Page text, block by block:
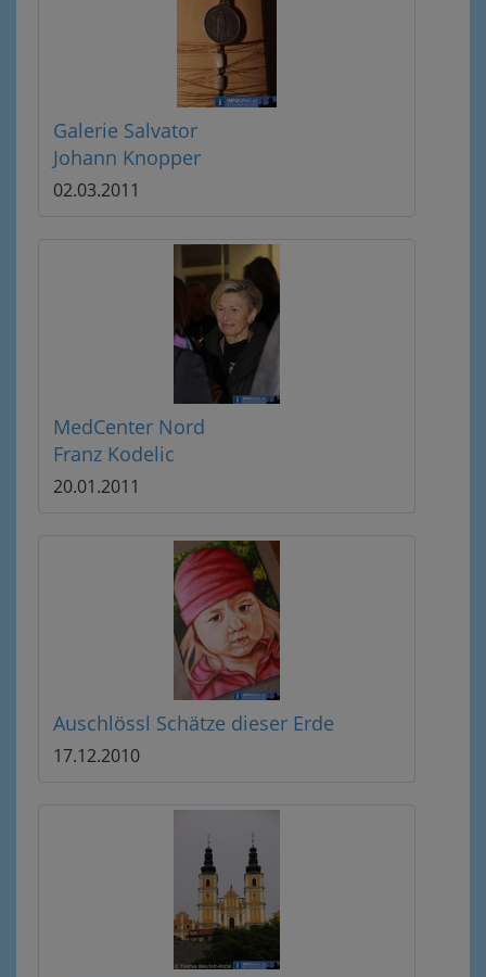
Galerie Salvator
Johann Knopper
02.03.2011
MedCenter Nord
Franz Kodelic
20.01.2011
Auschlössl Schätze dieser Erde
17.12.2010